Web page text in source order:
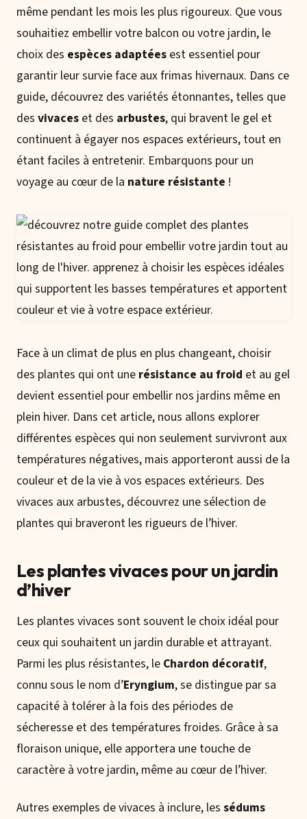
même pendant les mois les plus rigoureux. Que vous
souhaitiez embellir votre balcon ou votre jardin, le
choix des espèces adaptées est essentiel pour
garantir leur survie face aux frimas hivernaux. Dans ce
guide, découvrez des variétés étonnantes, telles que
des vivaces et des arbustes, qui bravent le gel et
continuent à égayer nos espaces extérieurs, tout en
étant faciles à entretenir. Embarquons pour un
voyage au cœur de la nature résistante !
Face à un climat de plus en plus changeant, choisir
des plantes qui ont une résistance au froid et au gel
devient essentiel pour embellir nos jardins même en
plein hiver. Dans cet article, nous allons explorer
différentes espèces qui non seulement survivront aux
températures négatives, mais apporteront aussi de la
couleur et de la vie à vos espaces extérieurs. Des
vivaces aux arbustes, découvrez une sélection de
plantes qui braveront les rigueurs de l’hiver.
Les plantes vivaces pour un jardin
d’hiver
Les plantes vivaces sont souvent le choix idéal pour
ceux qui souhaitent un jardin durable et attrayant.
Parmi les plus résistantes, le Chardon décoratif,
connu sous le nom d’Eryngium, se distingue par sa
capacité à tolérer à la fois des périodes de
sécheresse et des températures froides. Grâce à sa
floraison unique, elle apportera une touche de
caractère à votre jardin, même au cœur de l’hiver.
Autres exemples de vivaces à inclure, les sédums